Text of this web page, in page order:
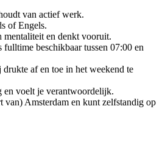
van actief werk.
of Engels.
mentaliteit en denkt vooruit.
fulltime beschikbaar tussen 07:00 en
drukte af en toe in het weekend te
en voelt je verantwoordelijk.
van) Amsterdam en kunt zelfstandig op